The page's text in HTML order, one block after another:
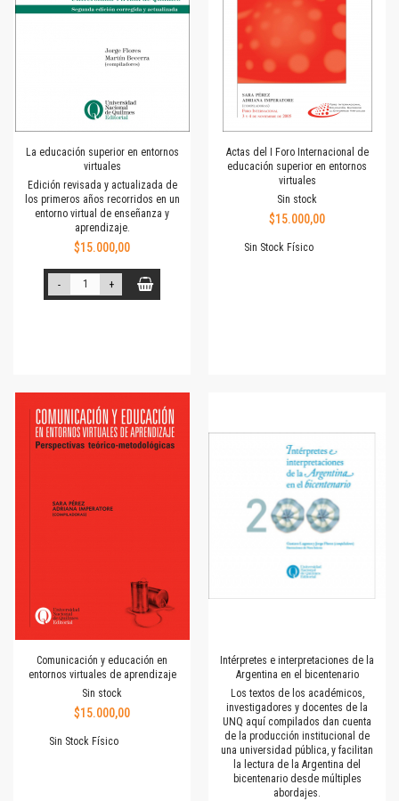
La educación superior en entornos
virtuales
Edición revisada y actualizada de
los primeros años recorridos en un
entorno virtual de enseñanza y
aprendizaje.
$15.000,00
- +
Actas del I Foro Internacional de
educación superior en entornos
virtuales
Sin stock
$15.000,00
Sin Stock Físico
Comunicación y educación en
entornos virtuales de aprendizaje
Sin stock
$15.000,00
Sin Stock Físico
Intérpretes e interpretaciones de la
Argentina en el bicentenario
Los textos de los académicos,
investigadores y docentes de la
UNQ aquí compilados dan cuenta
de la producción institucional de
una universidad pública, y facilitan
la lectura de la Argentina del
bicentenario desde múltiples
abordajes.